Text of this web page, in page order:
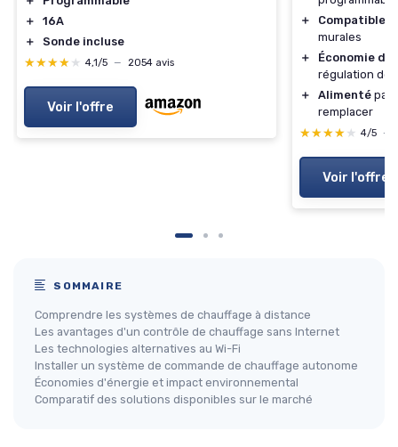
＋
16A
＋
Sonde incluse
★★★★★
★★★★★ 4,1/5 — 2054 avis
Voir l'offre
＋
Compatible
murales
＋
Économie
régulation de
＋
Alimenté par
remplacer
★★★★★
★★★★★ 4/5 —
Voir l'offre
SOMMAIRE
Comprendre les systèmes de chauffage à distance
Les avantages d'un contrôle de chauffage sans Internet
Les technologies alternatives au Wi-Fi
Installer un système de commande de chauffage autonome
Économies d'énergie et impact environnemental
Comparatif des solutions disponibles sur le marché